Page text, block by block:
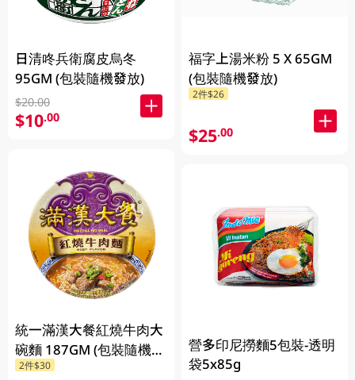
日清咚兵衛腐皮烏冬
95GM (包裝隨機發放)
$20.00
$10.00
統一滿漢大餐紅燒牛肉大
碗麵 187GM (包裝隨機發
放)
2件$30
福字上湯米粉 5 X 65GM
(包裝隨機發放)
2件$26
$25.00
營多印尼撈麵5包裝-透明
袋5x85g